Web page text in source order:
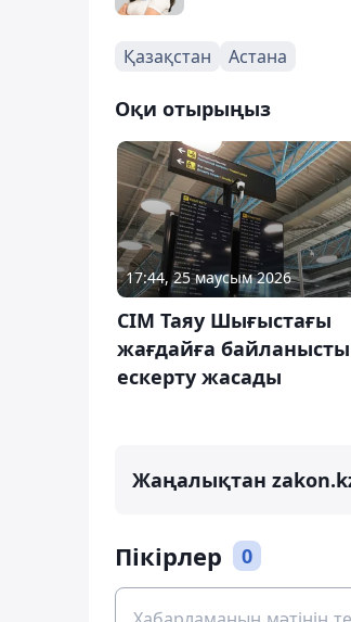
Қазақстан Астана
Оқи отырыңыз
17:44, 25 маусым 2026
СІМ Таяу Шығыстағы
жағдайға байланысты
ескерту жасады
Жаңалықтан
Пікірлер 0